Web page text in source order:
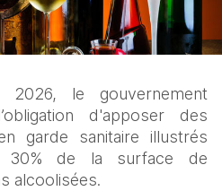
le gouvernement
d'apposer des
garde sanitaire illustrés
30% de la surface de
alcoolisées.